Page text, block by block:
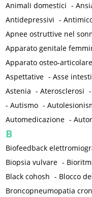
Animali domestici -
Antidepressivi -
Apnee ostruttive nel
Apparato genitale
Apparato osteo-articolare
Aspettative -Asse
Astenia -Aterosclerosi
-Autismo -
Automedicazione -
B
Biofeedback
Biopsia vulvare -
Black cohosh - Blocco
Broncopneumopatia